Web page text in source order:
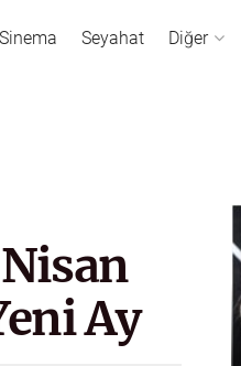
Sinema Seyahat Diğer
Ay